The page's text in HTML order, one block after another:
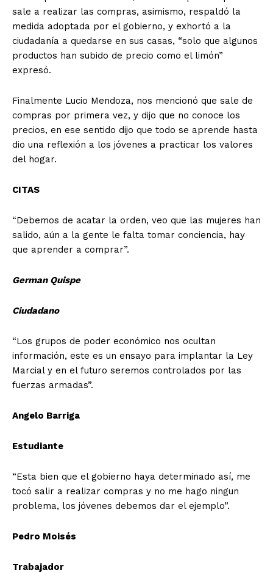
sale a realizar las compras, asimismo, respaldó la
medida adoptada por el gobierno, y exhortó a la
ciudadanía a quedarse en sus casas, “solo que algunos
productos han subido de precio como el limón”
expresó.
Finalmente Lucio Mendoza, nos mencionó que sale de
compras por primera vez, y dijo que no conoce los
precios, en ese sentido dijo que todo se aprende hasta
dio una reflexión a los jóvenes a practicar los valores
del hogar.
CITAS
“Debemos de acatar la orden, veo que las mujeres han
salido, aún a la gente le falta tomar conciencia, hay
que aprender a comprar”.
German Quispe
Ciudadano
“Los grupos de poder económico nos ocultan
información, este es un ensayo para implantar la Ley
Marcial y en el futuro seremos controlados por las
fuerzas armadas”.
Angelo Barriga
Estudiante
“Esta bien que el gobierno haya determinado así, me
tocó salir a realizar compras y no me hago ningun
problema, los jóvenes debemos dar el ejemplo”.
Pedro Moisés
Trabajador